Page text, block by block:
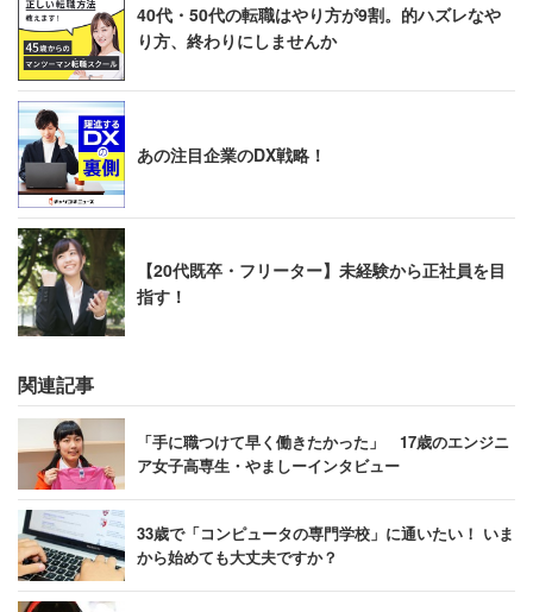
イラストレーターは、好きなことをやっている分給料が低
くて当たり前と考える人もいるかもしれないが、現状は一
握りのトップが余裕を持って生活できるレベルだ。国はコ
ンテンツ産業に注力しようとしているが、まずは適正な報
酬が支払われる体制を整える必要があるだろう。
あわせてよみたい：
40代・50代の転職はやり方が9割。的ハズレなや
り方、終わりにしませんか
あの注目企業のDX戦略！
【20代既卒・フリーター】未経験から正社員を目
指す！
関連記事
「手に職つけて早く働きたかった」 17歳のエンジニ
ア女子高専生・やましーインタビュー
33歳で「コンピュータの専門学校」に通いたい！ いま
から始めても大丈夫ですか？